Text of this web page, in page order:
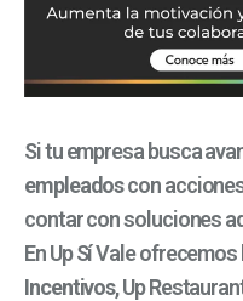
Si tu empresa busca
empleadoscon
contar con soluciones
En Up Sí Vale
Incentivos, Up